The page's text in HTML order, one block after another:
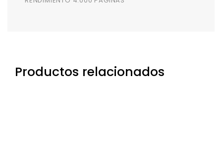
Productos relacionados